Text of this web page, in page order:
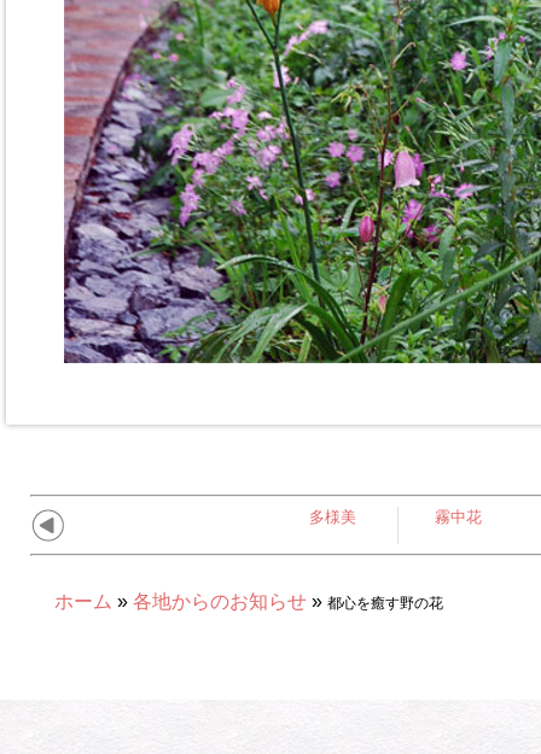
多様美 霧中花
ホーム » 各地からのお知らせ » 都心を癒す野の花